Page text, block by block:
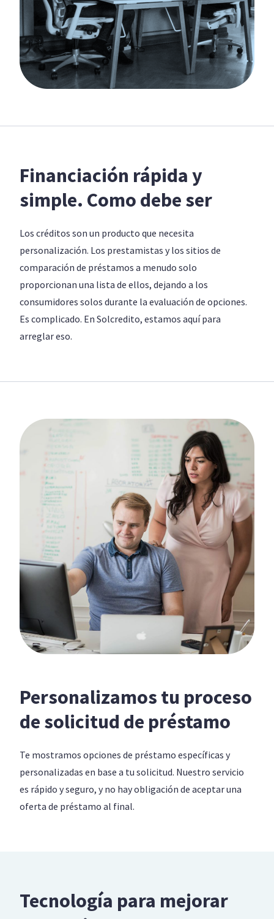
Financiación rápida y
simple. Como debe ser
Los créditos son un producto que necesita
personalización. Los prestamistas y los sitios de
comparación de préstamos a menudo solo
proporcionan una lista de ellos, dejando a los
consumidores solos durante la evaluación de opciones.
Es complicado. En Solcredito, estamos aquí para
arreglar eso.
Personalizamos tu proceso
de solicitud de préstamo
Te mostramos opciones de préstamo específicas y
personalizadas en base a tu solicitud. Nuestro servicio
es rápido y seguro, y no hay obligación de aceptar una
oferta de préstamo al final.
Tecnología para mejorar